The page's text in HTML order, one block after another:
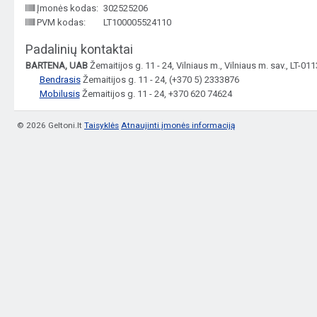
Įmonės kodas: 302525206
PVM kodas:
LT100005524110
Padalinių kontaktai
BARTENA, UABŽemaitijos g. 11 - 24, Vilniaus m., Vilniaus m. sav., LT-
BendrasisŽemaitijos g. 11 - 24, (+370 5) 2333876
MobilusisŽemaitijos g. 11 - 24, +370 620 74624
© 2026 Geltoni.lt Taisyklės Atnaujinti įmonės informaciją